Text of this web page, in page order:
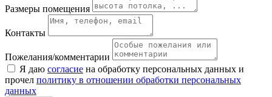
Размеры помещения
Контакты
Пожелания/комментарии
Я даю согласие на обработку персональных данных и
прочел политику в отношении обработки персональных
данных